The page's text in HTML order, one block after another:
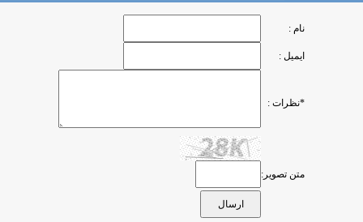
نام :
ایمیل :
*نظرات :
متن تصویر: